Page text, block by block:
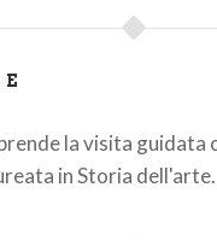
la visita guidata
in Storia dell'arte.